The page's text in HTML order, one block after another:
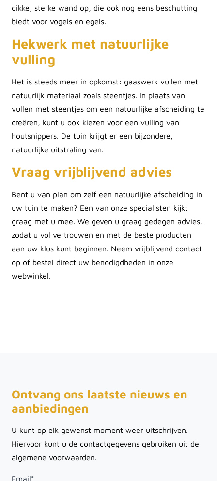
dikke, sterke wand op, die ook nog eens beschutting
biedt voor vogels en egels.
Hekwerk met natuurlijke
vulling
Het is steeds meer in opkomst: gaaswerk vullen met
natuurlijk materiaal zoals steentjes. In plaats van
vullen met steentjes om een natuurlijke afscheiding te
creëren, kunt u ook kiezen voor een vulling van
houtsnippers. De tuin krijgt er een bijzondere,
natuurlijke uitstraling van.
Vraag vrijblijvend advies
Bent u van plan om zelf een natuurlijke afscheiding in
uw tuin te maken? Een van onze specialisten kijkt
graag met u mee. We geven u graag gedegen advies,
zodat u vol vertrouwen en met de beste producten
aan uw klus kunt beginnen. Neem vrijblijvend contact
op of bestel direct uw benodigdheden in onze
webwinkel.
Ontvang ons laatste nieuws en
aanbiedingen
U kunt op elk gewenst moment weer uitschrijven.
Hiervoor kunt u de contactgegevens gebruiken uit de
algemene voorwaarden.
Email*